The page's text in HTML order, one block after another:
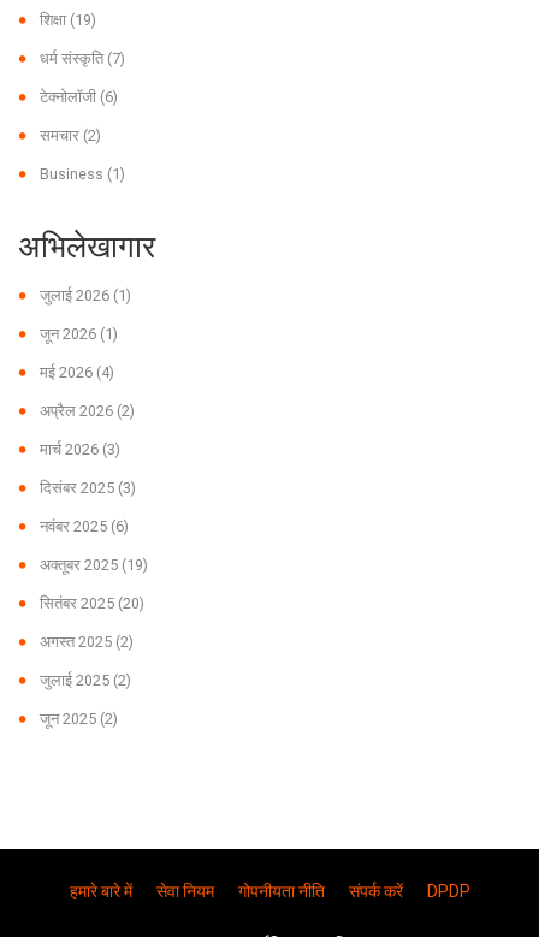
शिक्षा (19)
धर्म संस्कृति (7)
टेक्नोलॉजी (6)
समचार (2)
Business (1)
अभिलेखागार
जुलाई 2026 (1)
जून 2026 (1)
मई 2026 (4)
अप्रैल 2026 (2)
मार्च 2026 (3)
दिसंबर 2025 (3)
नवंबर 2025 (6)
अक्तूबर 2025 (19)
सितंबर 2025 (20)
अगस्त 2025 (2)
जुलाई 2025 (2)
जून 2025 (2)
हमारे बारे में सेवा नियम गोपनीयता नीति संपर्क करें DPDP